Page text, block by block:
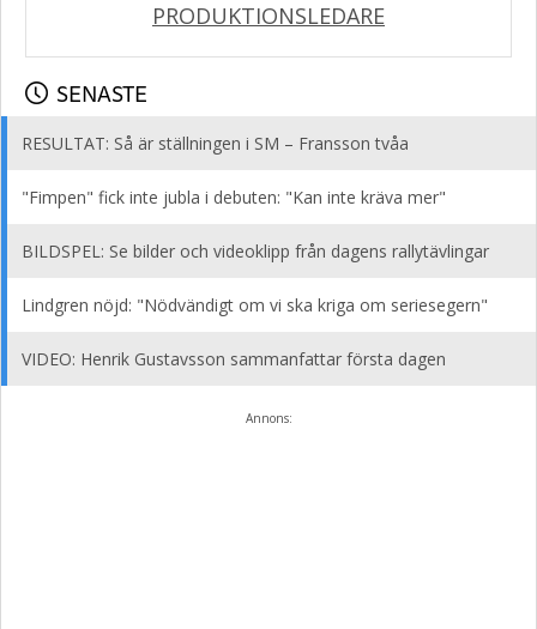
PRODUKTIONSLEDARE
SENASTE
RESULTAT: Så är ställningen i SM – Fransson tvåa
"Fimpen" fick inte jubla i debuten: "Kan inte kräva mer"
BILDSPEL: Se bilder och videoklipp från dagens rallytävlingar
Lindgren nöjd: "Nödvändigt om vi ska kriga om seriesegern"
VIDEO: Henrik Gustavsson sammanfattar första dagen
Annons: